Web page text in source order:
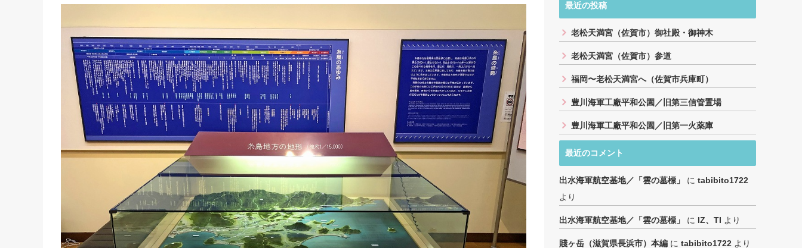
最近の投稿
老松天満宮（佐賀市）御社殿・御神木
老松天満宮（佐賀市）参道
福岡〜老松天満宮へ（佐賀市兵庫町）
豊川海軍工廠平和公園／旧第三信管置場
豊川海軍工廠平和公園／旧第一火薬庫
最近のコメント
出水海軍航空基地／「雲の墓標」 に tabibito1722
より
出水海軍航空基地／「雲の墓標」 に IZ、TI より
賤ヶ岳（滋賀県長浜市）本編 に tabibito1722 より